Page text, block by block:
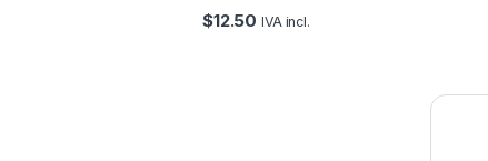
$12.50 IVA incl.